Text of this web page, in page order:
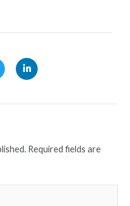
L
i
n
d
nRequired fields are